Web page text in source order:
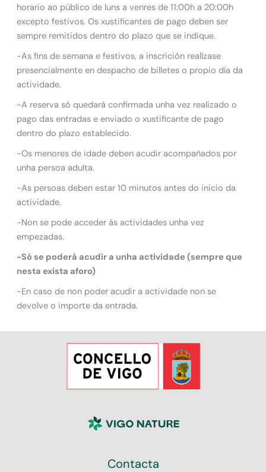
horario ao público de luns a venres de 11:00h a 20:00h
excepto festivos. Os xustificantes de pago deben ser
sempre remitidos dentro do plazo que se indique.
-As fins de semana e festivos, a inscrición realízase
presencialmente en despacho de billetes o propio día da
actividade.
-A reserva só quedará confirmada unha vez realizado o
pago das entradas e enviado o xustificante de pago
dentro do plazo establecido.
-Os menores de idade deben acudir acompañados por
unha persoa adulta.
-As persoas deben estar 10 minutos antes do inicio da
actividade.
-Non se pode acceder ás actividades unha vez
empezadas.
-Só se poderá acudir a unha actividade (sempre que
nesta exista aforo)
-En caso de non poder acudir a actividade non se
devolve o importe da entrada.
Contacta